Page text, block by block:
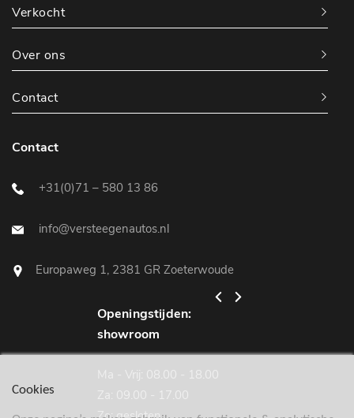
Verkocht
Over ons
Contact
Contact
+31(0)71 – 580 13 86
info@versteegenautos.nl
Europaweg 1, 2381 GR Zoeterwoude
Openingstijden:
showroom
Ma - Vrij: 08.00 - 18.00
Za: 09.00 - 17.00
Cookies